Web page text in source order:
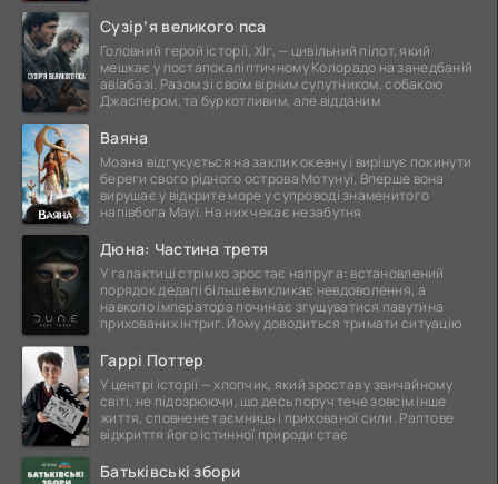
Сузір’я великого пса
Головний герой історії, Хіг, — цивільний пілот, який
мешкає у постапокаліптичному Колорадо на занедбаній
авіабазі. Разом зі своїм вірним супутником, собакою
Джаспером, та буркотливим, але відданим
Ваяна
Моана відгукується на заклик океану і вирішує покинути
береги свого рідного острова Мотунуї. Вперше вона
вирушає у відкрите море у супроводі знаменитого
напівбога Мауї. На них чекає незабутня
Дюна: Частина третя
У галактиці стрімко зростає напруга: встановлений
порядок дедалі більше викликає невдоволення, а
навколо імператора починає згущуватися павутина
прихованих інтриг. Йому доводиться тримати ситуацію
Гаррі Поттер
У центрі історії — хлопчик, який зростав у звичайному
світі, не підозрюючи, що десь поруч тече зовсім інше
життя, сповнене таємниць і прихованої сили. Раптове
відкриття його істинної природи стає
Батьківські збори